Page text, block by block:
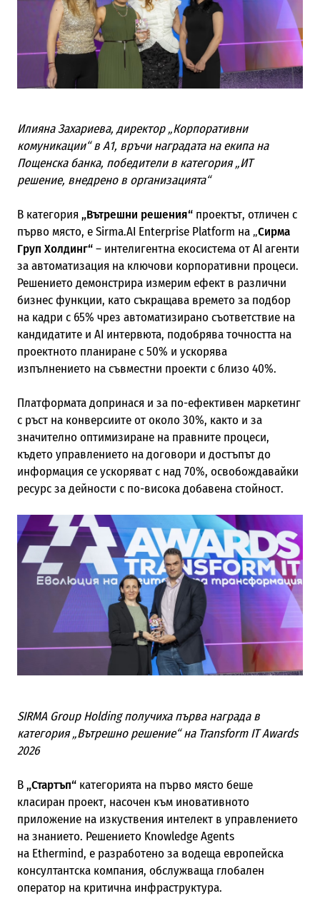
Илияна Захариева, директор „Корпоративни
комуникации“ в А1, връчи наградата на екипа на
Пощенска банка, победители в категория „ИТ
решение, внедрено в организацията“
В категория „Вътрешни решения“проектът, отличен с
първо място, е Sirma.AI Enterprise Platform на „Сирма
Груп Холдинг“– интелигентна екосистема от AI агенти
за автоматизация на ключови корпоративни процеси.
Решението демонстрира измерим ефект в различни
бизнес функции, като съкращава времето за подбор
на кадри с 65% чрез автоматизирано съответствие на
кандидатите и AI интервюта, подобрява точността на
проектното планиране с 50% и ускорява
изпълнението на съвместни проекти с близо 40%.
Платформата допринася и за по-ефективен маркетинг
с ръст на конверсиите от около 30%, както и за
значително оптимизиране на правните процеси,
където управлението на договори и достъпът до
информация се ускоряват с над 70%, освобождавайки
ресурс за дейности с по-висока добавена стойност.
SIRMA Group Holding получиха първа награда в
категория „Вътрешно решение“ на Transform IT Awards
2026
В„Стартъп“ категорията на първо място беше
класиран проект, насочен към иновативното
приложение на изкуствения интелект в управлението
на знанието. Решението Knowledge Agents
на Ethermind, е разработено за водеща европейска
консултантска компания, обслужваща глобален
оператор на критична инфраструктура.